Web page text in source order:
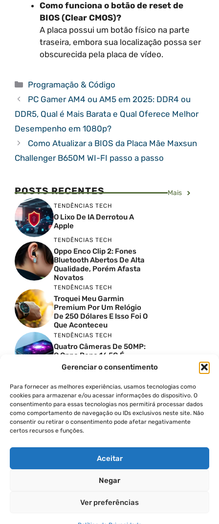
Gerenciar o consentimento
Para fornecer as melhores experiências, usamos tecnologias como
cookies para armazenar e/ou acessar informações do dispositivo. O
consentimento para essas tecnologias nos permitirá processar dados
como comportamento de navegação ou IDs exclusivos neste site. Não
consentir ou retirar o consentimento pode afetar negativamente
certos recursos e funções.
Aceitar
Negar
Ver preferências
Como funciona o botão de reset de
BIOS (Clear CMOS)?
A placa possui um botão físico na parte
traseira, embora sua localização possa ser
obscurecida pela placa de vídeo.
Categorias
Programação & Código
PC Gamer AM4 ou AM5 em 2025: DDR4 ou
DDR5, Qual é Mais Barata e Qual Oferece Melhor
Desempenho em 1080p?
Como Atualizar a BIOS da Placa Mãe Maxsun
Challenger B650M WI-FI passo a passo
POSTS RECENTES Mais
TENDÊNCIAS TECH
O Lixo De IA Derrotou A
Apple
TENDÊNCIAS TECH
Oppo Enco Clip 2: Fones
Bluetooth Abertos De Alta
Qualidade, Porém Afasta
Novatos
TENDÊNCIAS TECH
Troquei Meu Garmin
Premium Por Um Relógio
De 250 Dólares E Isso Foi O
Que Aconteceu
TENDÊNCIAS TECH
Quatro Câmeras De 50MP:
O Oppo Reno 16 5G É
Absurdo
Comparativo De
Especificações Entre O
Vivo X300 Ultra E O
Samsung Galaxy S26 Ultra
PRODUTIVIDADE DIGITAL
Instagram
POLÍTICA DE PRIVACIDADE